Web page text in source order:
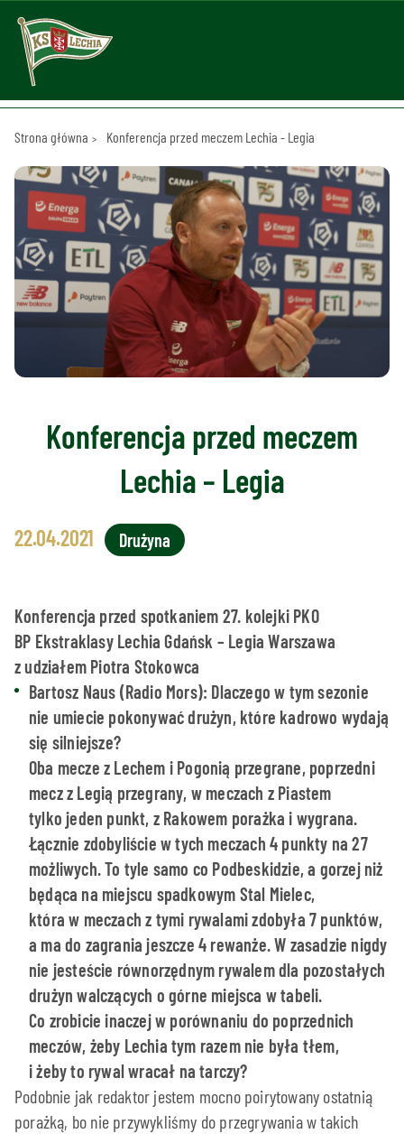
Strona główna Konferencja przed meczem Lechia - Legia
Konferencja przed meczem
Lechia – Legia
22.04.2021 Drużyna
Konferencja przed spotkaniem 27. kolejki PKO
BP Ekstraklasy Lechia Gdańsk – Legia Warszawa
z udziałem Piotra Stokowca
Bartosz Naus (Radio Mors): Dlaczego w tym sezonie
nie umiecie pokonywać drużyn, które kadrowo wydają
się silniejsze?
Oba mecze z Lechem i Pogonią przegrane, poprzedni
mecz z Legią przegrany, w meczach z Piastem
tylko jeden punkt, z Rakowem porażka i wygrana.
Łącznie zdobyliście w tych meczach 4 punkty na 27
możliwych. To tyle samo co Podbeskidzie, a gorzej niż
będąca na miejscu spadkowym Stal Mielec,
która w meczach z tymi rywalami zdobyła 7 punktów,
a ma do zagrania jeszcze 4 rewanże. W zasadzie nigdy
nie jesteście równorzędnym rywalem dla pozostałych
drużyn walczących o górne miejsca w tabeli.
Co zrobicie inaczej w porównaniu do poprzednich
meczów, żeby Lechia tym razem nie była tłem,
i żeby to rywal wracał na tarczy?
Podobnie jak redaktor jestem mocno poirytowany ostatnią
porażką, bo nie przywykliśmy do przegrywania w takich